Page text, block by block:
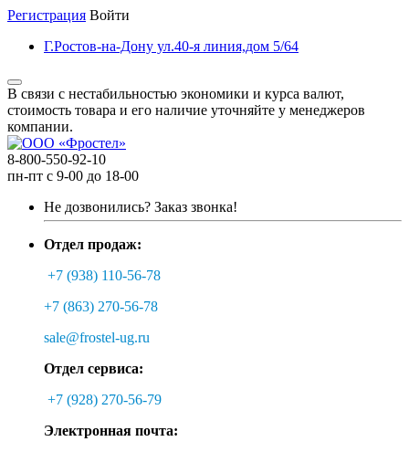
Регистрация Войти
Г.Ростов-на-Дону ул.40-я линия,дом 5/64
В связи с нестабильностью экономики и курса валют,
стоимость товара и его наличие уточняйте у менеджеров
компании.
8-800-550-92-10
пн-пт с 9-00 до 18-00
Не дозвонились? Заказ звонка!
Отдел продаж:
+7 (938) 110-56-78
+7 (863) 270-56-78
sale@frostel-ug.ru
Отдел сервиса:
+7 (928) 270-56-79
Электронная почта: